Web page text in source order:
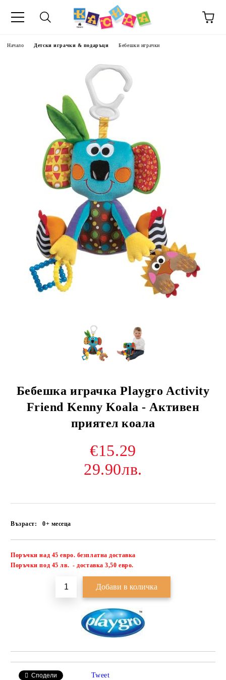
Начало Детски играчки & подаръци Бебешки играчки
Бебешка играчка Playgro Activity
Friend Kenny Koala - Активен
приятел коала
€15.29
29.90лв.
Възраст: 0+ месеца
Поръчки над 45 евро. безплатна доставка
Поръчки под 45 лв. - доставка 3,50 евро.
Сподели Tweet